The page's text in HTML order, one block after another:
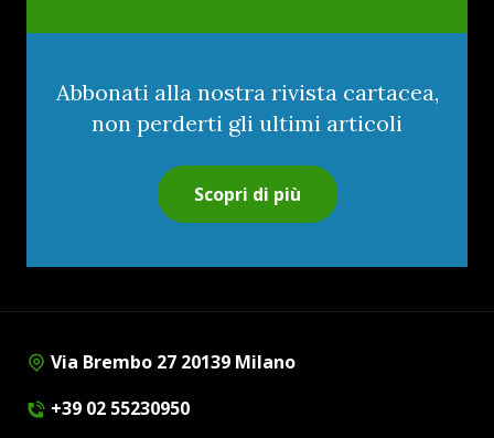
Abbonati alla nostra rivista cartacea,
non perderti gli ultimi articoli
Scopri di più
Via Brembo 27 20139 Milano
+39 02 55230950